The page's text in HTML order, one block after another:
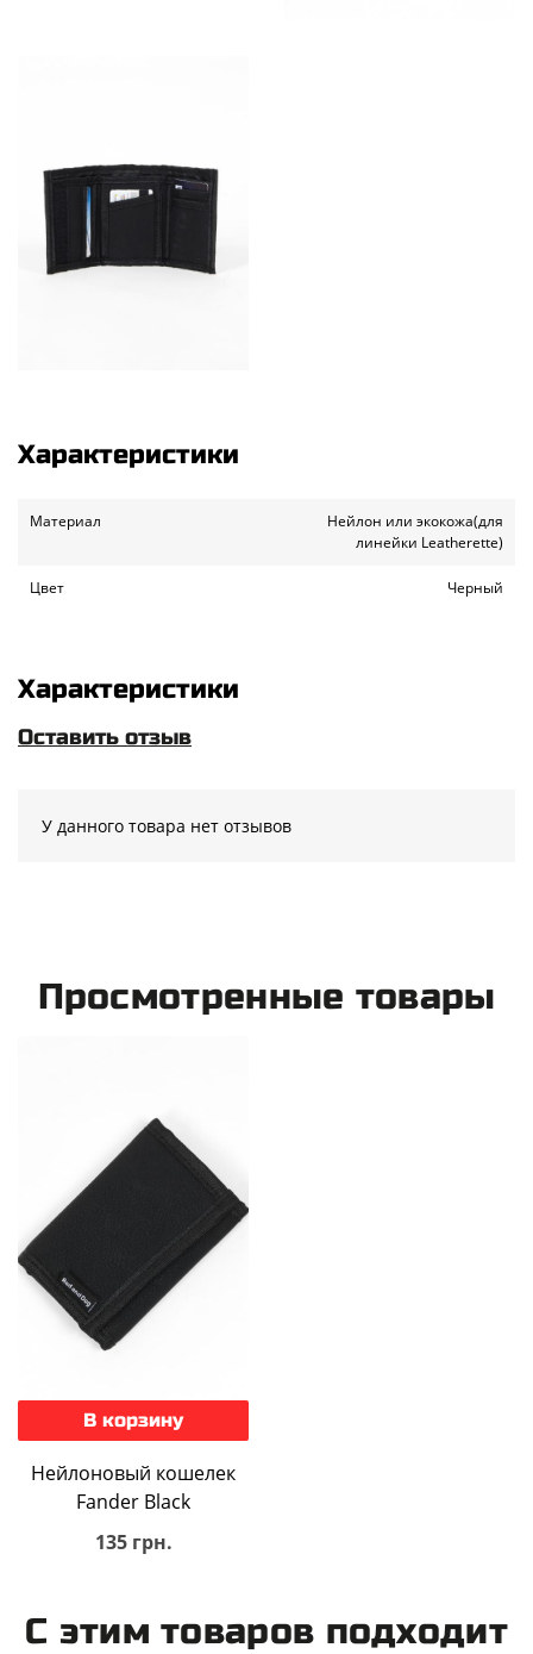
Характеристики
Материал
Нейлон или экокожа(для
линейки Leatherette)
Цвет Черный
Характеристики
Оставить отзыв
У данного товара нет отзывов
Просмотренные товары
В корзину
Нейлоновый кошелек
Fander Black
135 грн.
С этим товаров подходит